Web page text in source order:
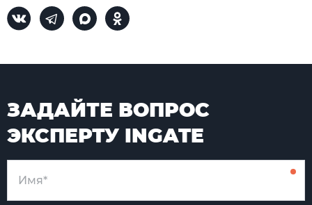
ЗАДАЙТЕ ВОПРОС
ЭКСПЕРТУ INGATE